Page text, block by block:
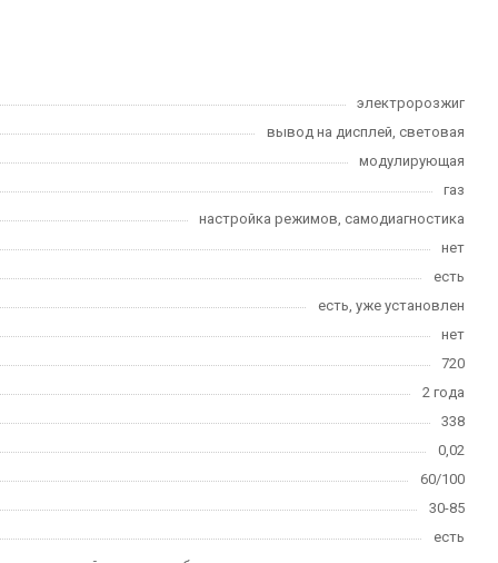
электророзжиг
вывод на дисплей, световая
модулирующая
газ
настройка режимов, самодиагностика
нет
есть
есть, уже установлен
нет
720
2 года
338
0,02
60/100
30-85
есть